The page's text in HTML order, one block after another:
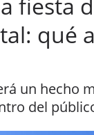
qué
un hecho
del